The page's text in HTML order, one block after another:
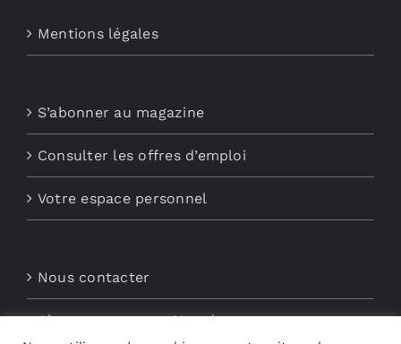
Mentions légales
S’abonner au magazine
Consulter les offres d’emploi
Votre espace personnel
Nous contacter
Abonnements aux Newsletters